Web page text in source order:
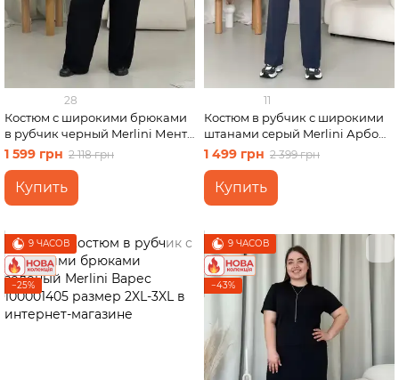
28
Костюм с широкими брюками
в рубчик черный Merlini Менто
100001161, размер 50-52 (2XL-
1 599 грн 2 118 грн
Купить
11
Костюм в рубчик с широкими
штанами серый Merlini Арбо
100001484 размер L-XL
1 499 грн 2 399 грн
Купить
9 ЧАСОВ
−25%
9 ЧАСОВ
−43%